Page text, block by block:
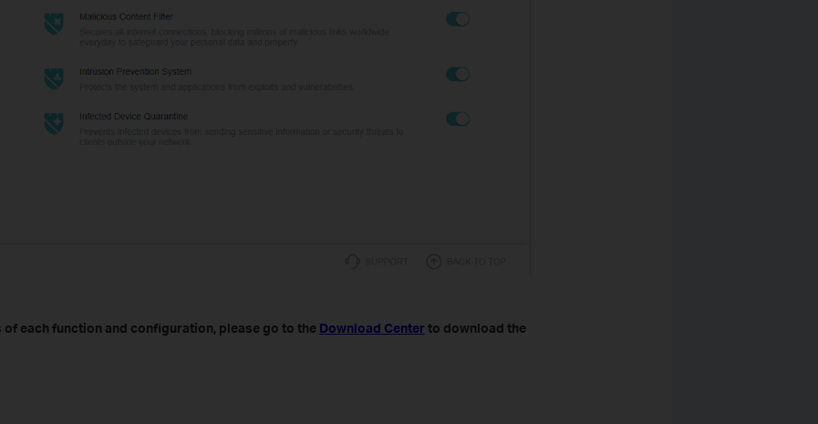
of each function and configuration, please go to the Download Center to download the